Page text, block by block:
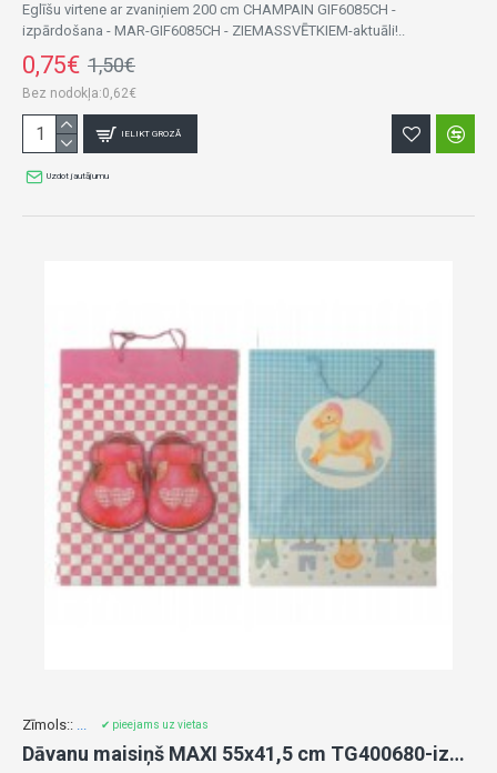
Eglīšu virtene ar zvaniņiem 200 cm CHAMPAIN GIF6085CH -
izpārdošana - MAR-GIF6085CH - ZIEMASSVĒTKIEM-aktuāli!..
0,75€ 1,50€
Bez nodokļa:0,62€
IELIKT GROZĀ
Uzdot jautājumu
Zīmols:: ... ✔ pieejams uz vietas
Dāvanu maisiņš MAXI 55x41,5 cm TG400680-izpārdošana